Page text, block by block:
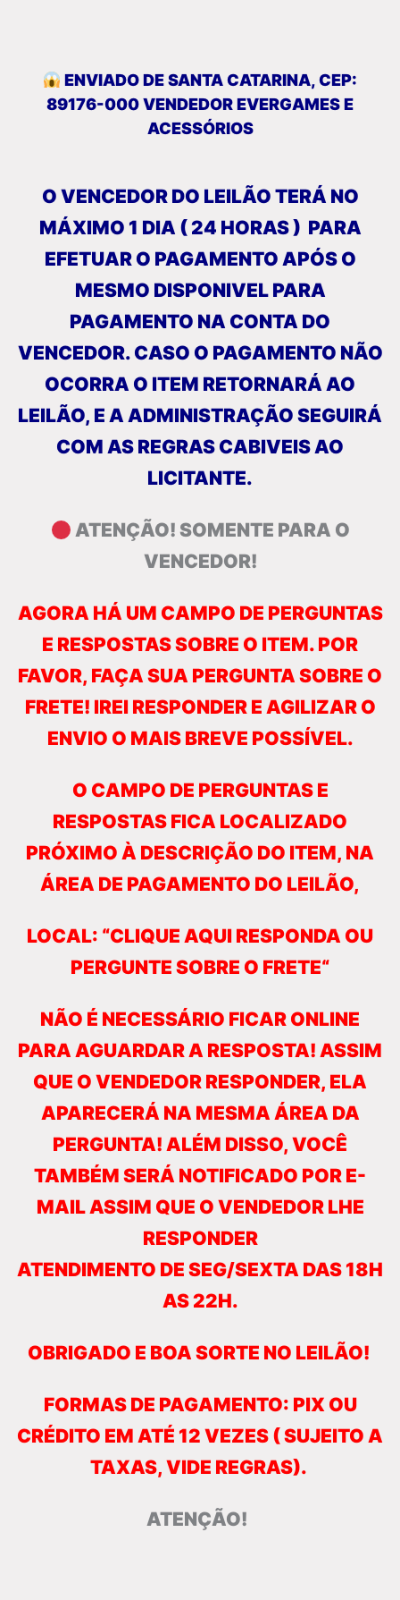
ENVIADO DE SANTA CATARINA, CEP:
89176-000 VENDEDOR EVERGAMES E
ACESSÓRIOS
O VENCEDOR DO LEILÃO TERÁ NO
MÁXIMO 1 DIA ( 24 HORAS ) PARA
EFETUAR O PAGAMENTO APÓS O
MESMO DISPONIVEL PARA
PAGAMENTO NA CONTA DO
VENCEDOR. CASO O PAGAMENTO NÃO
OCORRA O ITEM RETORNARÁ AO
LEILÃO, E A ADMINISTRAÇÃO SEGUIRÁ
COM AS REGRAS CABIVEIS AO
LICITANTE.
ATENÇÃO! SOMENTE PARA O
VENCEDOR!
AGORA HÁ UM CAMPO DE PERGUNTAS
E RESPOSTAS SOBRE O ITEM. POR
FAVOR, FAÇA SUA PERGUNTA SOBRE O
FRETE! IREI RESPONDER E AGILIZAR O
ENVIO O MAIS BREVE POSSÍVEL.
O CAMPO DE PERGUNTAS E
RESPOSTAS FICA LOCALIZADO
PRÓXIMO À DESCRIÇÃO DO ITEM, NA
ÁREA DE PAGAMENTO DO LEILÃO,
LOCAL: “CLIQUE AQUI RESPONDA OU
PERGUNTE SOBRE O FRETE“
NÃO É NECESSÁRIO FICAR ONLINE
PARA AGUARDAR A RESPOSTA! ASSIM
QUE O VENDEDOR RESPONDER, ELA
APARECERÁ NA MESMA ÁREA DA
PERGUNTA! ALÉM DISSO, VOCÊ
TAMBÉM SERÁ NOTIFICADO POR E-
MAIL ASSIM QUE O VENDEDOR LHE
RESPONDER
ATENDIMENTO DE SEG/SEXTA DAS 18H
AS 22H.
OBRIGADO E BOA SORTE NO LEILÃO!
FORMAS DE PAGAMENTO: PIX OU
CRÉDITO EM ATÉ 12 VEZES ( SUJEITO A
TAXAS, VIDE REGRAS).
ATENÇÃO!